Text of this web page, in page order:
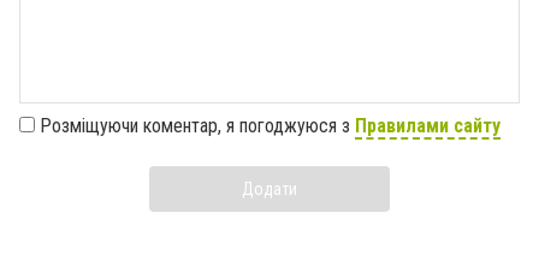
Розміщуючи коментар, я погоджуюся з Правилами сайту
Додати